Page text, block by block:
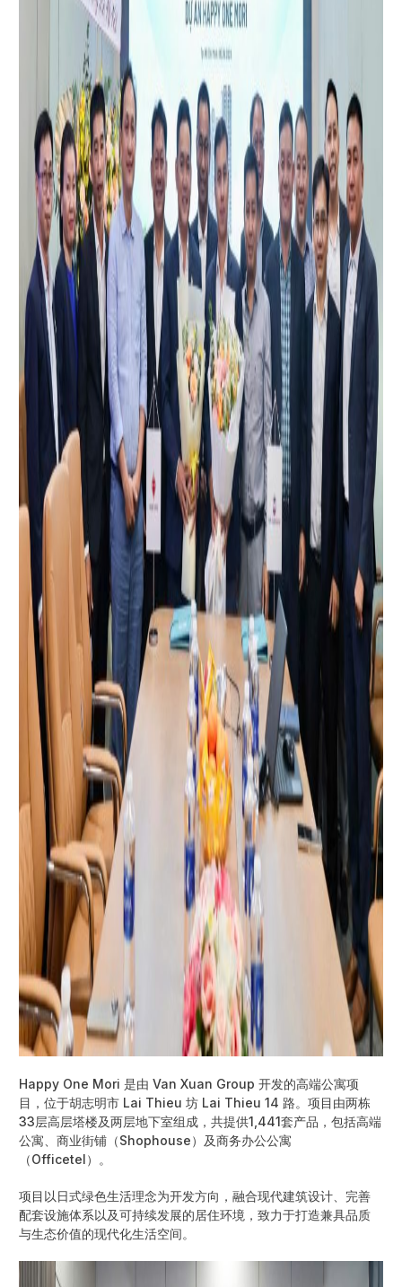
Happy One Mori 是由 Van Xuan Group 开发的高端公寓项
目，位于胡志明市 Lai Thieu 坊 Lai Thieu 14 路。项目由两栋
33层高层塔楼及两层地下室组成，共提供1,441套产品，包括高端
公寓、商业街铺（Shophouse）及商务办公公寓
（Officetel）。
项目以日式绿色生活理念为开发方向，融合现代建筑设计、完善
配套设施体系以及可持续发展的居住环境，致力于打造兼具品质
与生态价值的现代化生活空间。